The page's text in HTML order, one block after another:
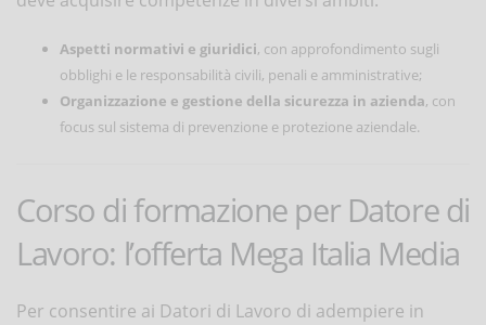
Aspetti normativi e giuridici, con approfondimento sugli
obblighi e le responsabilità civili, penali e amministrative;
Organizzazione e gestione della sicurezza in azienda, con
focus sul sistema di prevenzione e protezione aziendale.
Corso di formazione per Datore di
Lavoro: l’offerta Mega Italia Media
Per consentire ai Datori di Lavoro di adempiere in